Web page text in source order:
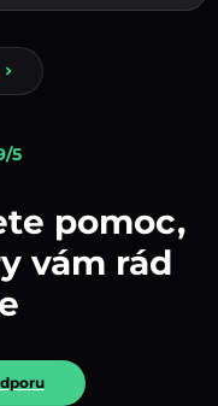
5
pomoc,
vám rád